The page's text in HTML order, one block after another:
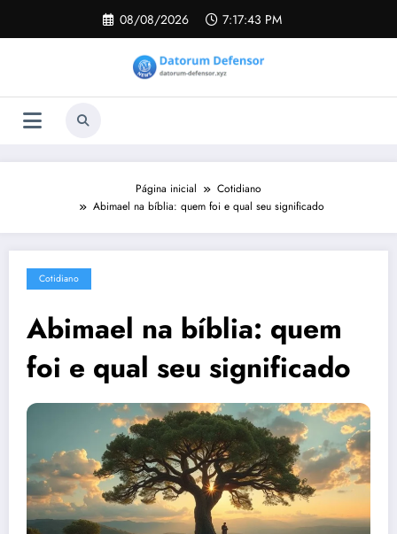
o
08/08/2026 7:17:44 PM
Página inicial
Cotidiano
Abimael na bíblia: quem foi e qual seu significado
Cotidiano
Abimael na bíblia: quem
foi e qual seu significado